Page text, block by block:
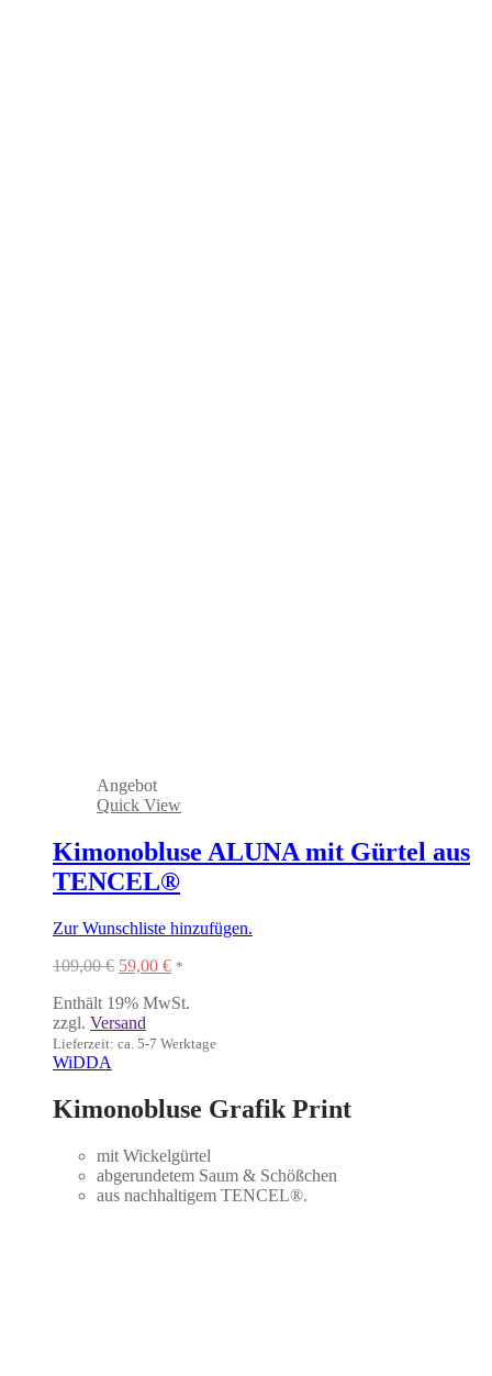
Angebot
Quick View
Kimonobluse ALUNA mit Gürtel aus
TENCEL®
Zur Wunschliste hinzufügen.
109,00€ Ursprünglicher
war:
109,00 €
59,00 €Aktueller
ist:
*
Enthält 19% MwSt.
zzgl. Versand
Lieferzeit: ca. 5-7 Werktage
WiDDA
Kimonobluse Grafik Print
mit Wickelgürtel
abgerundetem Saum & Schößchen
aus nachhaltigem TENCEL®.